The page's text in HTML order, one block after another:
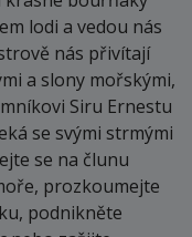
lodi a vedou nás
nás přivítají
a slony mořskými,
Siru Ernestu
se svými strmými
se na člunu
prozkoumejte
podnikněte